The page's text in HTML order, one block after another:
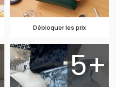
Débloquer les prix
5+